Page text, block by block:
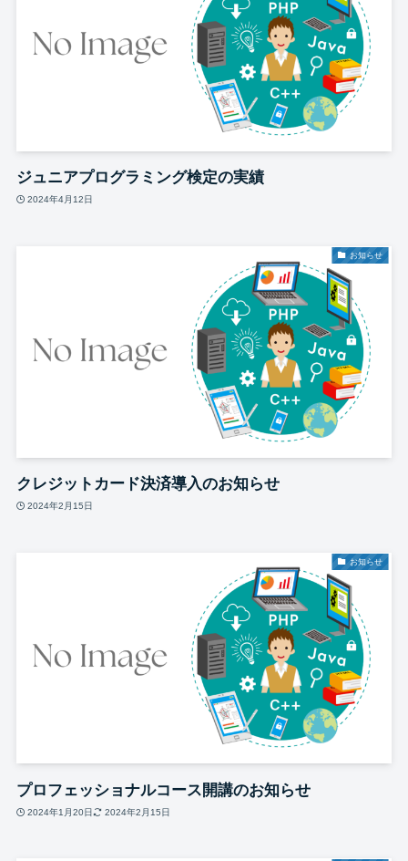
ジュニアプログラミング検定の実績
2024年4月12日
お知らせ
クレジットカード決済導入のお知らせ
2024年2月15日
お知らせ
プロフェッショナルコース開講のお知らせ
2024年1月20日 2024年2月15日